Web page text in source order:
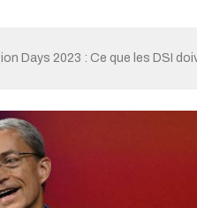
Days 2023 : Ce que les DSI